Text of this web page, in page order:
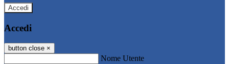
Accedi
Accedi
button close ×
Nome Utente